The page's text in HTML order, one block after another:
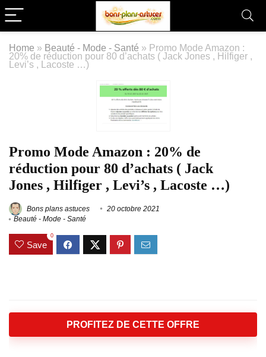
Home » Beauté - Mode - Santé » Promo Mode Amazon :
20% de réduction pour 80 d’achats ( Jack Jones , Hilfiger ,
Levi’s , Lacoste …)
Promo Mode Amazon : 20% de
réduction pour 80 d’achats ( Jack
Jones , Hilfiger , Levi’s , Lacoste …)
Bons plans astuces
20 octobre 2021
Beauté - Mode - Santé
Save
0
PROFITEZ DE CETTE OFFRE